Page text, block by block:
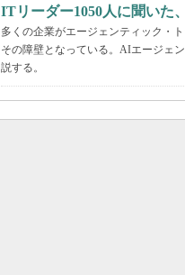
ITリーダー1050人に聞いた
多くの企業がエージェンティック・
その障壁となっている。AIエージェ
説する。